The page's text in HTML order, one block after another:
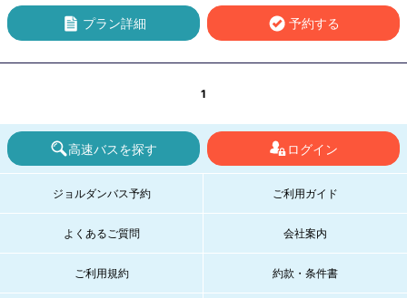
プラン詳細 予約する
1
高速バスを探す ログイン
ジョルダンバス予約 ご利用ガイド
よくあるご質問 会社案内
ご利用規約 約款・条件書